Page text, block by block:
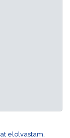
elolvastam,